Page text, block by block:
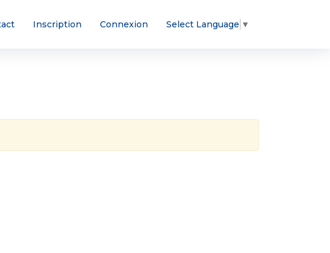
Inscription Connexion Select Language ▼